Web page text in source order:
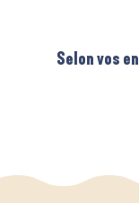
Selon vos
PARCOURS